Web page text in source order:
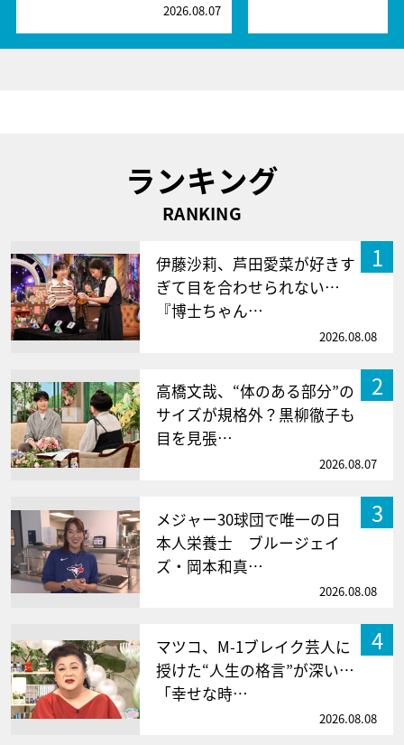
2026.08.07
ランキング
RANKING
1
伊藤沙莉、芦田愛菜が好きす
ぎて目を合わせられない…
『博士ちゃん…
2026.08.08
2
高橋文哉、“体のある部分”の
サイズが規格外？黒柳徹子も
目を見張…
2026.08.07
3
メジャー30球団で唯一の日
本人栄養士 ブルージェイ
ズ・岡本和真…
2026.08.08
4
マツコ、M-1ブレイク芸人に
授けた“人生の格言”が深い…
「幸せな時…
2026.08.08